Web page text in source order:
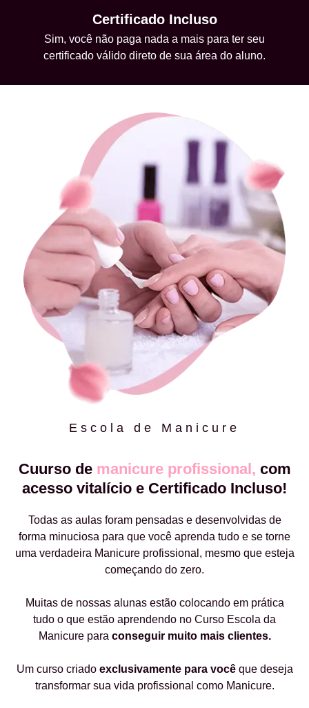
Certificado Incluso
Sim, você não paga nada a mais para ter seu
certificado válido direto de sua área do aluno.
Escola de Manicure
Cuurso de manicure profissional, com
acesso vitalício e Certificado Incluso!
Todas as aulas foram pensadas e desenvolvidas de
forma minuciosa para que você aprenda tudo e se torne
uma verdadeira Manicure profissional, mesmo que esteja
começando do zero.
Muitas de nossas alunas estão colocando em prática
tudo o que estão aprendendo no Curso Escola da
Manicure para conseguir muito mais clientes.
Um curso criado exclusivamente para vocêque deseja
transformar sua vida profissional como Manicure.